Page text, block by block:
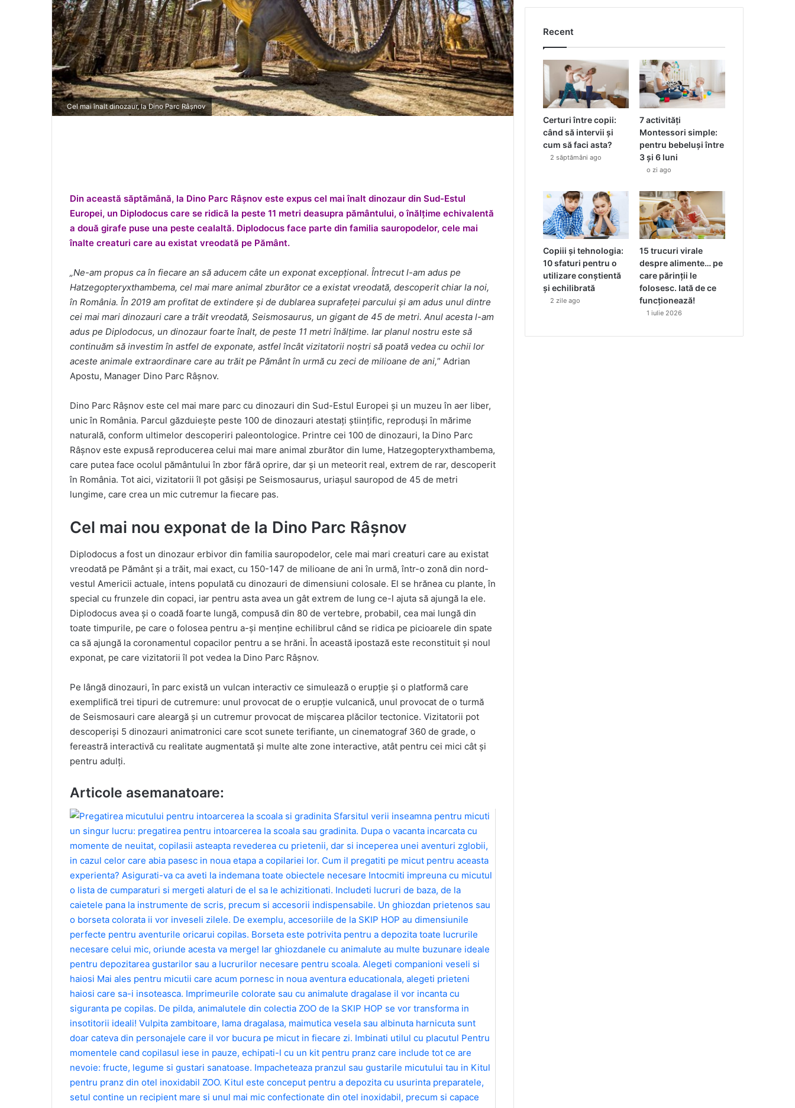
Cel mai înalt dinozaur, la Dino Parc Râșnov
Din această săptămână, la Dino Parc Râșnov este expus cel mai înalt dinozaur din Sud-Estul
Europei, un Diplodocus care se ridică la peste 11 metri deasupra pământului, o înălțime echivalentă
a două girafe puse una peste cealaltă. Diplodocus face parte din familia sauropodelor, cele mai
înalte creaturi care au existat vreodată pe Pământ.
„Ne-am propus ca în fiecare an să aducem câte un exponat excepțional. Întrecut l-am adus pe
Hatzegopteryxthambema, cel mai mare animal zburător ce a existat vreodată, descoperit chiar la noi,
în România. În 2019 am profitat de extindere și de dublarea suprafeței parcului și am adus unul dintre
cei mai mari dinozauri care a trăit vreodată, Seismosaurus, un gigant de 45 de metri. Anul acesta l-am
adus pe Diplodocus, un dinozaur foarte înalt, de peste 11 metri înălțime. Iar planul nostru este să
continuăm să investim în astfel de exponate, astfel încât vizitatorii noștri să poată vedea cu ochii lor
aceste animale extraordinare care au trăit pe Pământîn urmă cu zeci de milioane de ani,” Adrian
Apostu, Manager Dino Parc Râșnov.
Dino Parc Râșnov este cel mai mare parc cu dinozauri din Sud-Estul Europei și un muzeu în aer liber,
unic în România. Parcul găzduiește peste 100 de dinozauri atestați științific, reproduși în mărime
naturală, conform ultimelor descoperiri paleontologice. Printre cei 100 de dinozauri, la Dino Parc
Râșnov este expusă reproducerea celui mai mare animal zburător din lume, Hatzegopteryxthambema,
care putea face ocolul pământului în zbor fără oprire, dar și un meteorit real, extrem de rar, descoperit
în România. Tot aici, vizitatorii îl pot găsiși pe Seismosaurus, uriașul sauropod de 45 de metri
lungime, care crea un mic cutremur la fiecare pas.
Cel mai nou exponat de la Dino Parc Râșnov
Diplodocus a fost un dinozaur erbivor din familia sauropodelor, cele mai mari creaturi care au existat
vreodată pe Pământ și a trăit, mai exact, cu 150-147 de milioane de ani în urmă, într-o zonă din nord-
vestul Americii actuale, intens populată cu dinozauri de dimensiuni colosale. El se hrănea cu plante, în
special cu frunzele din copaci, iar pentru asta avea un gât extrem de lung ce-l ajuta să ajungă la ele.
Diplodocus avea și o coadă foarte lungă, compusă din 80 de vertebre, probabil, cea mai lungă din
toate timpurile, pe care o folosea pentru a-și menține echilibrul când se ridica pe picioarele din spate
ca să ajungă la coronamentul copacilor pentru a se hrăni. În această ipostază este reconstituit și noul
exponat, pe care vizitatorii îl pot vedea la Dino Parc Râșnov.
Pe lângă dinozauri, în parc există un vulcan interactiv ce simulează o erupție și o platformă care
exemplifică trei tipuri de cutremure: unul provocat de o erupție vulcanică, unul provocat de o turmă
de Seismosauri care aleargă și un cutremur provocat de mișcarea plăcilor tectonice. Vizitatorii pot
descoperiși 5 dinozauri animatronici care scot sunete terifiante, un cinematograf 360 de grade, o
fereastră interactivă cu realitate augmentată și multe alte zone interactive, atât pentru cei mici cât și
pentru adulți.
Articole asemanatoare:
Recent
Certuri între copii:
când să intervii și
cum să faci asta?
2 săptămâni ago
7 activități
Montessori simple:
pentru bebeluși între
3 și 6 luni
o zi ago
Copiii și tehnologia:
10 sfaturi pentru o
utilizare conștientă
și echilibrată
2 zile ago
15 trucuri virale
despre alimente… pe
care părinții le
folosesc. Iată de ce
funcționează!
1 iulie 2026